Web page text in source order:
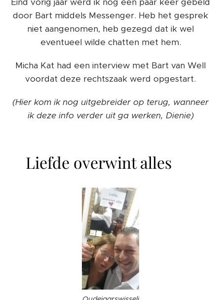
door Bart middels Messenger. Heb het gesprek
niet aangenomen, heb gezegd dat ik wel
eventueel wilde chatten met hem.
Micha Kat had een interview met Bart van Well
voordat deze rechtszaak werd opgestart.
(Hier kom ik nog uitgebreider op terug, wanneer
ik deze info verder uit ga werken, Dienie)
Liefde overwint alles ❤️